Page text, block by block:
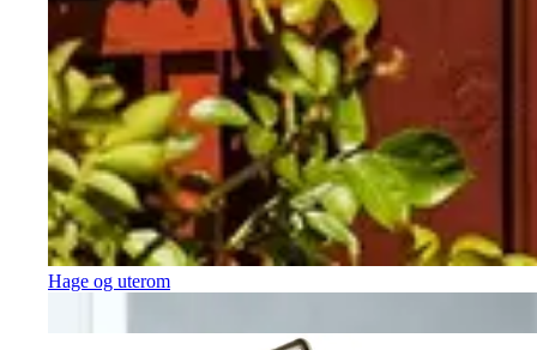
Hage og uterom